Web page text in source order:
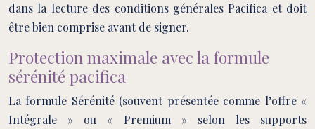
dans la lecture des conditions générales Pacifica et doit
être bien comprise avant de signer.
Protection maximale avec la formule
sérénité pacifica
La formule Sérénité (souvent présentée comme l’offre «
Intégrale » ou « Premium » selon les supports